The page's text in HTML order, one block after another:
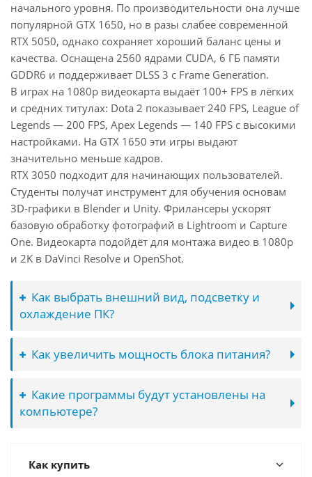
начального уровня. По производительности она лучше
популярной GTX 1650, но в разы слабее современной
RTX 5050, однако сохраняет хороший баланс цены и
качества. Оснащена 2560 ядрами CUDA, 6 ГБ памяти
GDDR6 и поддерживает DLSS 3 с Frame Generation.
В играх на 1080p видеокарта выдаёт 100+ FPS в лёгких
и средних титулах: Dota 2 показывает 240 FPS, League of
Legends — 200 FPS, Apex Legends — 140 FPS с высокими
настройками. На GTX 1650 эти игры выдают
значительно меньше кадров.
RTX 3050 подходит для начинающих пользователей.
Студенты получат инструмент для обучения основам
3D-графики в Blender и Unity. Фрилансеры ускорят
базовую обработку фотографий в Lightroom и Capture
One. Видеокарта подойдёт для монтажа видео в 1080p
и 2K в DaVinci Resolve и OpenShot.
Как выбрать внешний вид, подсветку и
охлаждение ПК?
Как увеличить мощность блока питания?
Какие программы будут установлены на
компьютере?
Как купить